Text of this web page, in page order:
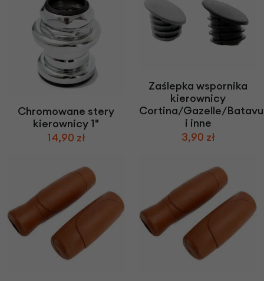
Chromowane stery
kierownicy 1"
14,90 zł
Zaślepka wspornika
kierownicy
Cortina/Gazelle/
i inne
3,90 zł